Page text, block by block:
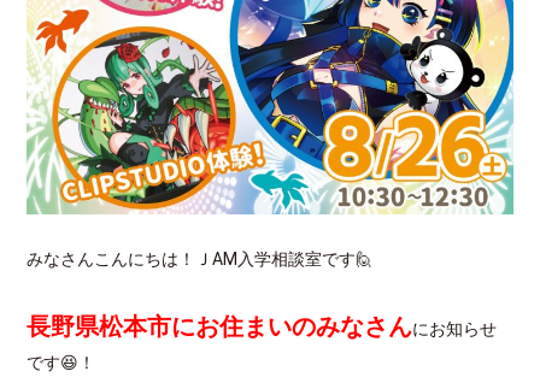
みなさんこんにちは！ＪAM入学相談室です🙋
長野県松本市にお住まいのみなさんにお知らせ
です😆！